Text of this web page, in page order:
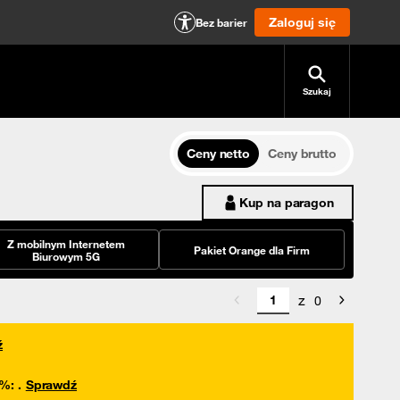
Bez barier Zaloguj się
Szukaj
Ceny netto
Ceny brutto
Kup na paragon
Z mobilnym Internetem
Biurowym 5G
Pakiet Orange dla Firm
z 0
: . Sprawdź